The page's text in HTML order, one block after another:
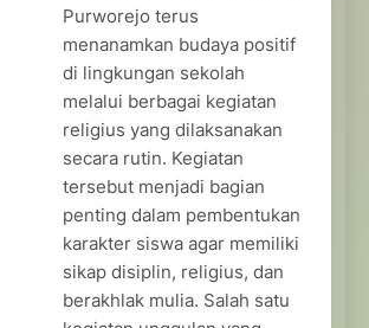
Purworejo terus
menanamkan budaya positif
di lingkungan sekolah
melalui berbagai kegiatan
religius yang dilaksanakan
secara rutin. Kegiatan
tersebut menjadi bagian
penting dalam pembentukan
karakter siswa agar memiliki
sikap disiplin, religius, dan
berakhlak mulia. Salah satu